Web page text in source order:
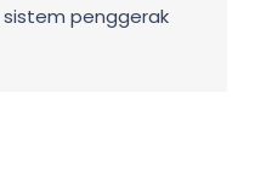
penggerak